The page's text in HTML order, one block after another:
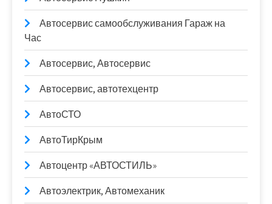
Автосервис самообслуживания Гараж на
Час
Автосервис, Автосервис
Автосервис, автотехцентр
АвтоСТО
АвтоТирКрым
Автоцентр «АВТОСТИЛЬ»
Автоэлектрик, Автомеханик